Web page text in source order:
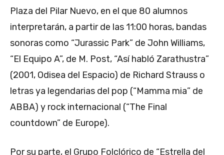
Plaza del Pilar Nuevo, en el que 80 alumnos
interpretarán, a partir de las 11:00 horas, bandas
sonoras como “Jurassic Park” de John Williams,
“El Equipo A”, de M. Post, “Así habló Zarathustra”
(2001, Odisea del Espacio) de Richard Strauss o
letras ya legendarias del pop (“Mamma mia” de
ABBA) y rock internacional (“The Final
countdown” de Europe).
Por su parte, el Grupo Folclórico de “Estrella del